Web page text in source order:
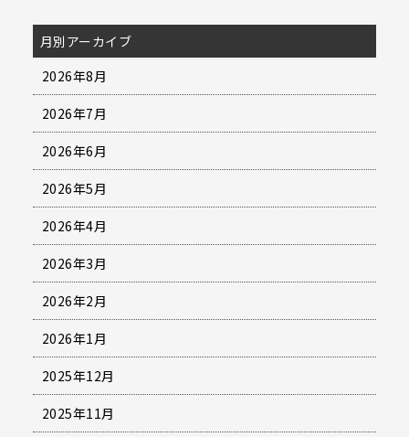
月別アーカイブ
2026年8月
2026年7月
2026年6月
2026年5月
2026年4月
2026年3月
2026年2月
2026年1月
2025年12月
2025年11月